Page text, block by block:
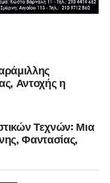
Αντοχής η
Τεχνών: Μια
Φαντασίας,